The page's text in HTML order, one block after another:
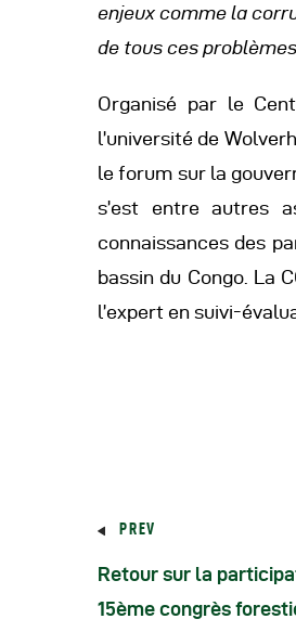
enjeux comme la
de tous ces
Organisé par le
l’université de
le forum sur la
s’est entre autres
connaissances des
bassin du Congo. La
l’expert en suivi-
PREV
Retour sur la
15ème congrès